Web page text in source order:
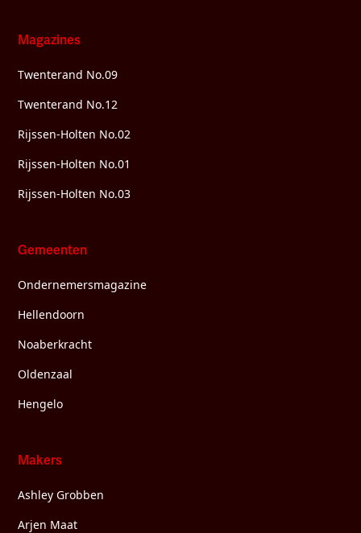
Magazines
Twenterand No.09
Twenterand No.12
Rijssen-Holten No.02
Rijssen-Holten No.01
Rijssen-Holten No.03
Gemeenten
Ondernemersmagazine
Hellendoorn
Noaberkracht
Oldenzaal
Hengelo
Makers
Ashley Grobben
Arjen Maat